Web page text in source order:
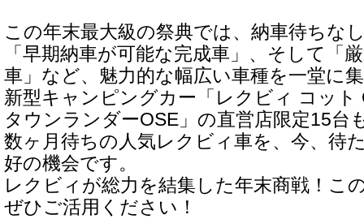
この年末最大級の祭典では、納車待ちな
「早期納車が可能な完成車」、そして「
車」など、魅力的な幅広い車種を一堂に
新型キャンピングカー「レクビィ コット
タウンランダーOSE」の直営店限定15台
数ヶ月待ちの人気レクビィ車を、今、待
好の機会です。
レクビィが総力を結集した年末商戦！こ
ぜひご活用ください！